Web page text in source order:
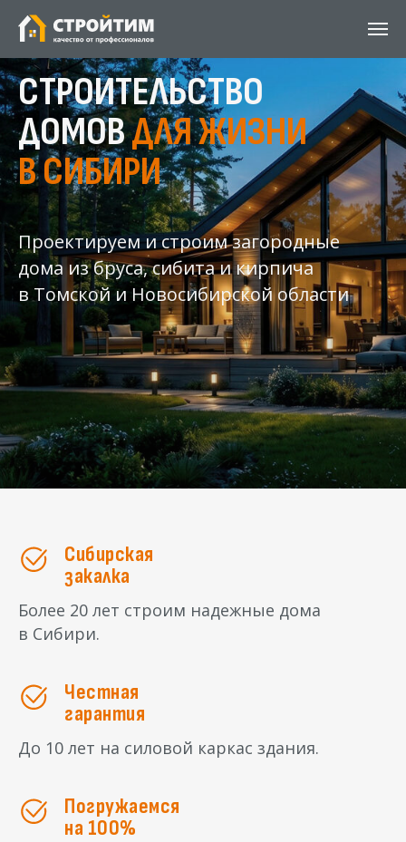
СТРОИТЕЛЬСТВО
ДОМОВДЛЯ ЖИЗНИ
В СИБИРИ
Проектируем и строим загородные
дома из бруса, сибита и кирпича
в Томской и Новосибирской области
Сибирская
закалка
Более 20 лет строим надежные дома
в Сибири.
Честная
гарантия
До 10 лет на силовой каркас здания.
Погружаемся
на 100%